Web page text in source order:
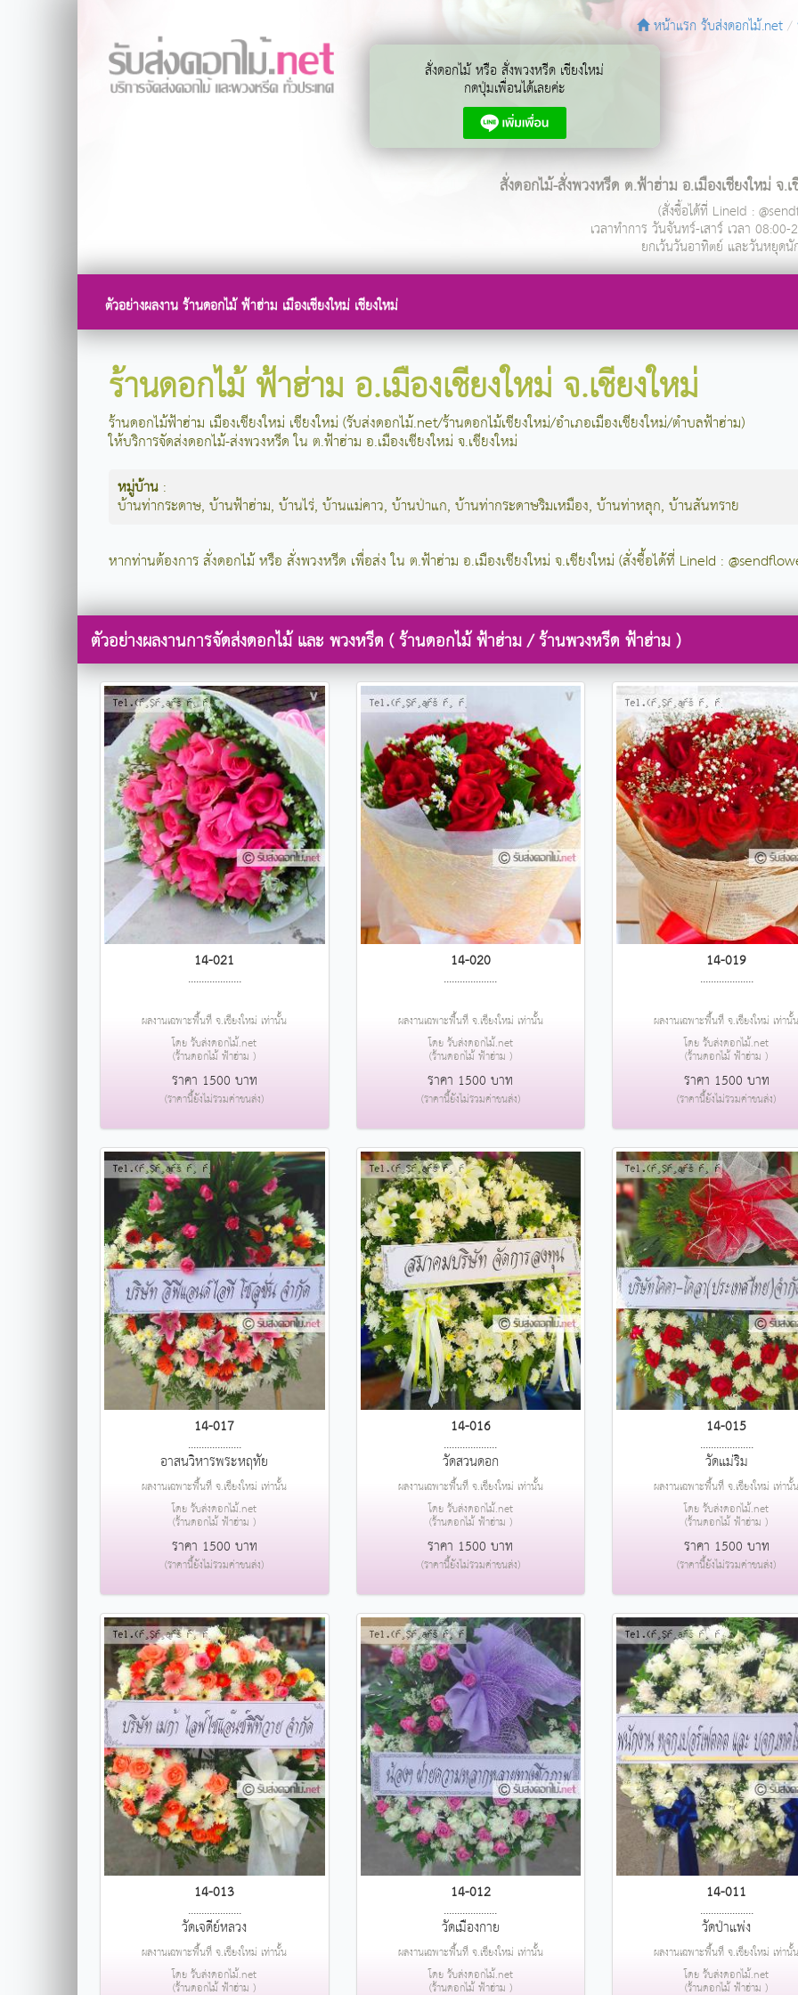
หน้าแรก รับส่งดอกไม้.net
สั่งดอกไม้ หรือ สั่งพวงหรีด เชียงใหม่
กดปุ่มเพื่อนได้เลยค่ะ
สั่งดอกไม้-สั่งพวงหรีด ต.ฟ้าฮ่าม อ.เมืองเชียงใหม่ จ.เ
(สั่งซื้อได้ที่ LineId :
เวลาทำการ วันจันทร์-เสาร์ เวลา 08:00-
ยกเว้นวันอาทิตย์ และวันหยุด
ตัวอย่างผลงาน ร้านดอกไม้ ฟ้าฮ่าม เมืองเชียงใหม่ เชียงใหม่
ร้านดอกไม้ ฟ้าฮ่าม อ.เมืองเชียงใหม่ จ.เชียงใหม่
ร้านดอกไม้ฟ้าฮ่าม เมืองเชียงใหม่ เชียงใหม่ (รับส่งดอกไม้.net/ร้านดอกไม้เชียงใหม่/อำเภอเมืองเชียงใหม่/ตำบลฟ้าฮ่าม)
ให้บริการจัดส่งดอกไม้-ส่งพวงหรีด ใน ต.ฟ้าฮ่าม อ.เมืองเชียงใหม่ จ.เชียงใหม่
หมู่บ้าน :
บ้านท่ากระดาษ, บ้านฟ้าฮ่าม, บ้านไร่, บ้านแม่คาว, บ้านป่าแก, บ้านท่ากระดาษริมเหมือง, บ้านท่าหลุก, บ้านสันทราย
หากท่านต้องการ สั่งดอกไม้ หรือ สั่งพวงหรีด เพื่อส่ง ใน ต.ฟ้าฮ่าม อ.เมืองเชียงใหม่ จ.เชียงใหม่ (สั่งซื้อได้ที่ LineId :
ตัวอย่างผลงานการจัดส่งดอกไม้ และ พวงหรีด ( ร้านดอกไม้ ฟ้าฮ่าม / ร้านพวงหรีด ฟ้าฮ่าม )
14-021
....................
ผลงานเฉพาะพื้นที่ จ.เชียงใหม่ เท่านั้น
โดย รับส่งดอกไม้.net
(ร้านดอกไม้ ฟ้าฮ่าม )
ราคา 1500 บาท
(ราคานี้ยังไม่รวมค่าขนส่ง)
14-020
....................
ผลงานเฉพาะพื้นที่ จ.เชียงใหม่ เท่านั้น
โดย รับส่งดอกไม้.net
(ร้านดอกไม้ ฟ้าฮ่าม )
ราคา 1500 บาท
(ราคานี้ยังไม่รวมค่าขนส่ง)
14-019
....................
ผลงานเฉพาะพื้นที่ จ.เชียงใหม่ เท่านั้
โดย รับส่งดอกไม้.net
(ร้านดอกไม้ ฟ้าฮ่าม )
ราคา 1500 บาท
(ราคานี้ยังไม่รวมค่าขนส่ง)
14-017
....................
อาสนวิหารพระหฤทัย
ผลงานเฉพาะพื้นที่ จ.เชียงใหม่ เท่านั้น
โดย รับส่งดอกไม้.net
(ร้านดอกไม้ ฟ้าฮ่าม )
ราคา 1500 บาท
(ราคานี้ยังไม่รวมค่าขนส่ง)
14-016
....................
วัดสวนดอก
ผลงานเฉพาะพื้นที่ จ.เชียงใหม่ เท่านั้น
โดย รับส่งดอกไม้.net
(ร้านดอกไม้ ฟ้าฮ่าม )
ราคา 1500 บาท
(ราคานี้ยังไม่รวมค่าขนส่ง)
14-015
....................
วัดแม่ริม
ผลงานเฉพาะพื้นที่ จ.เชียงใหม่ เท่านั้
โดย รับส่งดอกไม้.net
(ร้านดอกไม้ ฟ้าฮ่าม )
ราคา 1500 บาท
(ราคานี้ยังไม่รวมค่าขนส่ง)
14-013
....................
วัดเจดีย์หลวง
ผลงานเฉพาะพื้นที่ จ.เชียงใหม่ เท่านั้น
โดย รับส่งดอกไม้.net
(ร้านดอกไม้ ฟ้าฮ่าม )
14-012
....................
วัดเมืองกาย
ผลงานเฉพาะพื้นที่ จ.เชียงใหม่ เท่านั้น
โดย รับส่งดอกไม้.net
(ร้านดอกไม้ ฟ้าฮ่าม )
14-011
....................
วัดป่าแพ่ง
ผลงานเฉพาะพื้นที่ จ.เชียงใหม่ เท่านั้
โดย รับส่งดอกไม้.net
(ร้านดอกไม้ ฟ้าฮ่าม )